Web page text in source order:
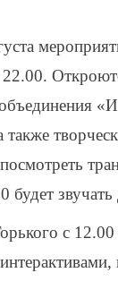
также
будет
с 12.00